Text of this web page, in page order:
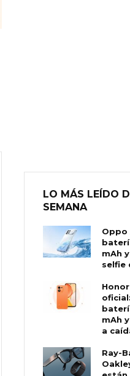
LO MÁS LEÍDO
SEMANA
Oppo
mAh
selfie
mAh
a
Ray-